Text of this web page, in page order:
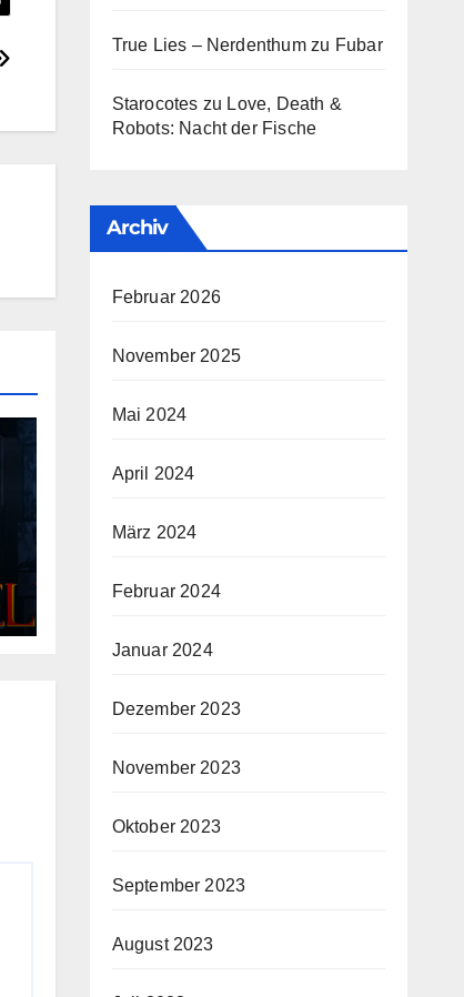
True Lies – Nerdenthumzu Fubar
Starocotes zu Love, Death &
Robots: Nacht der Fische
Archiv
Februar 2026
November 2025
Mai 2024
April 2024
März 2024
Februar 2024
Januar 2024
Dezember 2023
November 2023
Oktober 2023
September 2023
August 2023